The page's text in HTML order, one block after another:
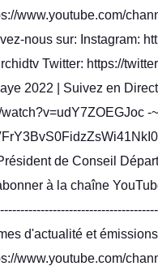
www.youtube.com/
nous sur: Instagram:
Twitter: https://
2022 | Suivez en
-
de Conseil
à la chaîne
d'actualité et
www.youtube.com/